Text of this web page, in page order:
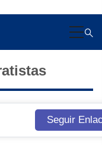
Seguir